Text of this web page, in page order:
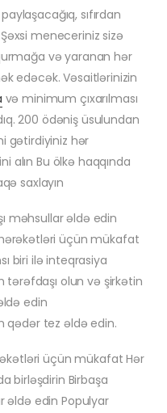
sıfırdan
meneceriniz sizə
və yaranan hər
edəcək. Vəsaitlərinizin
və minimum çıxarılması
200 ödəniş üsulundan
gətirdiyiniz hər
alın Bu ölkə haqqında
saxlayın
məhsullar əldə edin
üçün mükafat
biri ilə inteqrasiya
olun və şirkətin
edin
qədər tez əldə edin.
üçün mükafat Hər
birləşdirin Birbaşa
əldə edin Populyar